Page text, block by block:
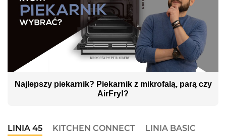
Najlepszy piekarnik? Piekarnik z mikrofalą, parą czy
AirFry!?
LINIA 45 KITCHEN CONNECT LINIA BASIC